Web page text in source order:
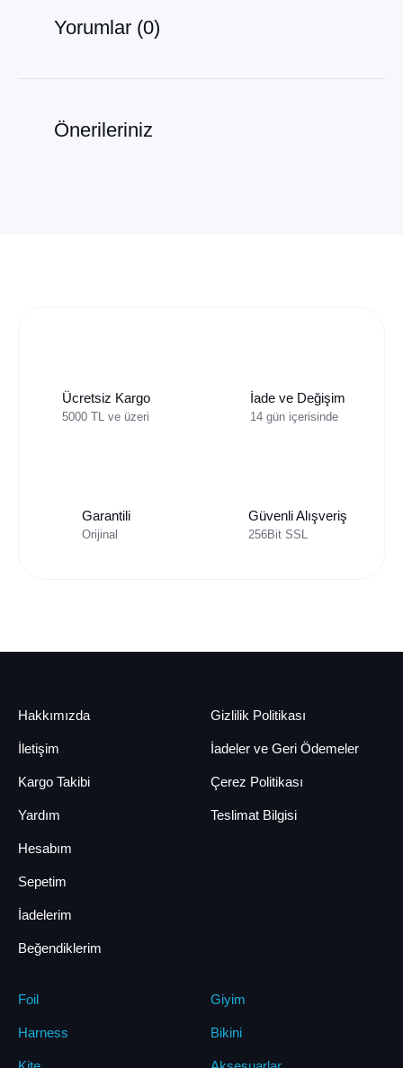
Yorumlar (0)
Önerileriniz
Ücretsiz Kargo
5000 TL ve üzeri
İade ve Değişim
14 gün içerisinde
Garantili
Orijinal
Güvenli Alışveriş
256Bit SSL
Hakkımızda
İletişim
Kargo Takibi
Yardım
Gizlilik Politikası
İadeler ve Geri Ödemeler
Çerez Politikası
Teslimat Bilgisi
Hesabım
Sepetim
İadelerim
Beğendiklerim
Foil
Harness
Giyim
Bikini